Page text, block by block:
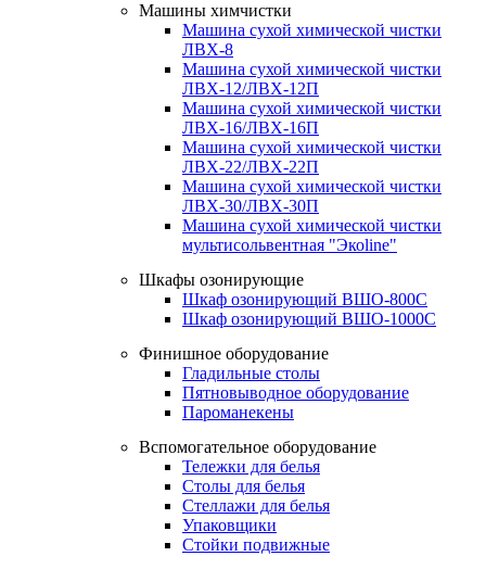
Машины химчистки
Машина сухой химической чистки
ЛВХ-8
Машина сухой химической чистки
ЛВХ-12/ЛВХ-12П
Машина сухой химической чистки
ЛВХ-16/ЛВХ-16П
Машина сухой химической чистки
ЛВХ-22/ЛВХ-22П
Машина сухой химической чистки
ЛВХ-30/ЛВХ-30П
Машина сухой химической чистки
мультисольвентная "Экоline"
Шкафы озонирующие
Шкаф озонирующий ВШО-800С
Шкаф озонирующий ВШО-1000С
Финишное оборудование
Гладильные столы
Пятновыводное оборудование
Пароманекены
Вспомогательное оборудование
Тележки для белья
Столы для белья
Стеллажи для белья
Упаковщики
Стойки подвижные